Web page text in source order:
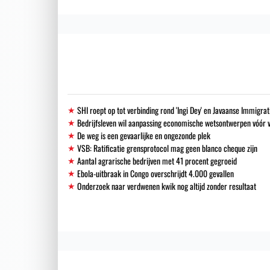
SHI roept op tot verbinding rond 'Ingi Dey' en Javaanse
Bedrijfsleven wil aanpassing economische wetsontwerpen vóór
De weg is een gevaarlijke en ongezonde plek
VSB: Ratificatie grensprotocol mag geen blanco cheque zijn
Aantal agrarische bedrijven met 41 procent gegroeid
Ebola-uitbraak in Congo overschrijdt 4.000 gevallen
Onderzoek naar verdwenen kwik nog altijd zonder resultaat